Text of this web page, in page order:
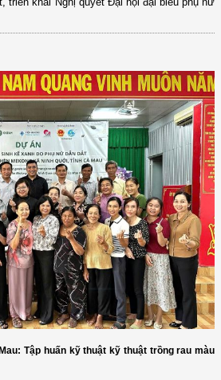
Tập huấn kỹ thuật kỹ thuật trồng rau màu